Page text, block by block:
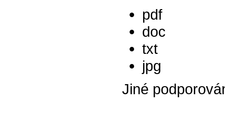
pdf
doc
txt
jpg
Jiné